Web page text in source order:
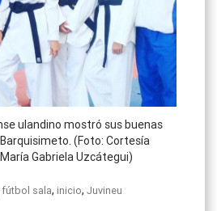
ulandino mostró sus buenas
(Foto: Cortesía
Gabriela Uzcátegui)
fútbol sala, inicio, Juvineu